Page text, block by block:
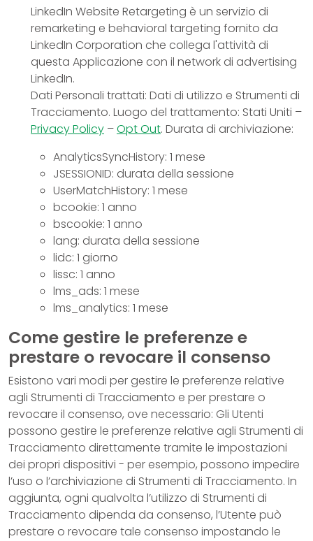
LinkedIn Website Retargeting è un servizio di
remarketing e behavioral targeting fornito da
LinkedIn Corporation che collega l'attività di
questa Applicazione con il network di advertising
LinkedIn.
Dati Personali trattati: Dati di utilizzo e Strumenti di
Tracciamento. Luogo del trattamento: Stati Uniti –
Privacy Policy –Opt Out. Durata di archiviazione:
AnalyticsSyncHistory: 1 mese
JSESSIONID: durata della sessione
UserMatchHistory: 1 mese
bcookie: 1 anno
bscookie: 1 anno
lang: durata della sessione
lidc: 1 giorno
lissc: 1 anno
lms_ads: 1 mese
lms_analytics: 1 mese
Come gestire le preferenze e
prestare o revocare il consenso
Esistono vari modi per gestire le preferenze relative
agli Strumenti di Tracciamento e per prestare o
revocare il consenso, ove necessario: Gli Utenti
possono gestire le preferenze relative agli Strumenti di
Tracciamento direttamente tramite le impostazioni
dei propri dispositivi - per esempio, possono impedire
l’uso o l’archiviazione di Strumenti di Tracciamento. In
aggiunta, ogni qualvolta l’utilizzo di Strumenti di
Tracciamento dipenda da consenso, l’Utente può
prestare o revocare tale consenso impostando le